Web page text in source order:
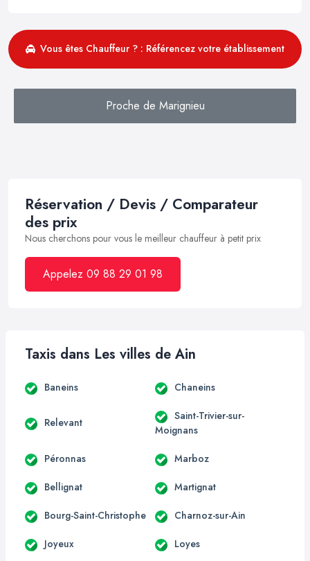
Vous êtes Chauffeur ? : Référencez votre établissement
Proche de Marignieu
Réservation / Devis / Comparateur
des prix
Nous cherchons pour vous le meilleur chauffeur à petit prix
Appelez 09 88 29 01 98
Taxis dans Les villes de Ain
Baneins Chaneins
Relevant
Saint-Trivier-sur-
Moignans
Péronnas Marboz
Bellignat Martignat
Bourg-Saint-Christophe Charnoz-sur-Ain
Joyeux Loyes